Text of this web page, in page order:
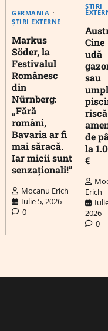
GERMANIA
ȘTIRI EXTERNE
Markus
Söder, la
Festivalul
Românesc
din
Nürnberg:
„Fără
români,
Bavaria ar fi
mai săracă.
Iar micii sunt
senzaționali!”
Mocanu Erich
Iulie 5, 2026
0
ȘTIRI
Cine
udă
sau
riscă
de
la
€
Erich
2026
0